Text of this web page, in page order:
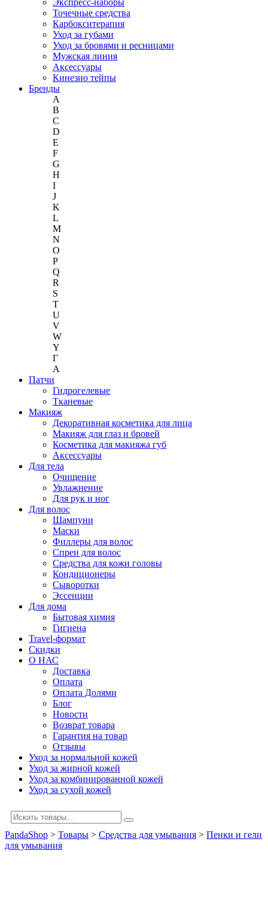
Точечные средства
Карбокситерапия
Уход за губами
Уход за бровями и ресницами
Мужская линия
Аксессуары
Кинезио тейпы
Бренды
A
B
C
D
E
F
G
H
I
J
K
L
M
N
O
P
Q
R
S
T
U
V
W
Y
Г
A
Патчи
Гидрогелевые
Тканевые
Макияж
Декоративная косметика для лица
Макияж для глаз и бровей
Косметика для макияжа губ
Аксессуары
Для тела
Очищение
Увлажнение
Для рук и ног
Для волос
Шампуни
Маски
Филлеры для волос
Спреи для волос
Средства для кожи головы
Кондиционеры
Сыворотки
Эссенции
Для дома
Бытовая химия
Гигиена
Travel-формат
Скидки
О НАС
Доставка
Оплата
Оплата Долями
Блог
Новости
Возврат товара
Гарантия на товар
Отзывы
Уход за нормальной кожей
Уход за жирной кожей
Уход за комбинированной кожей
Уход за сухой кожей
PandaShop > Товары > Средства для умывания > Пенки и гели
для умывания